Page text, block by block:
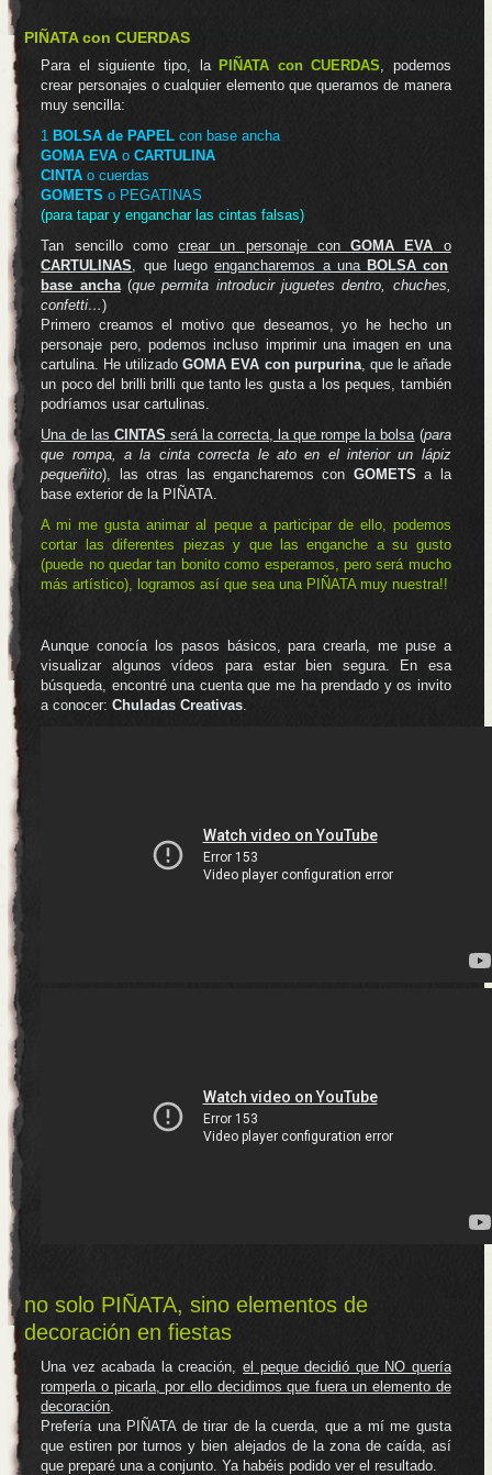
PIÑATA con CUERDAS
Para el siguiente tipo, la PIÑATA con CUERDAS , podemos
crear personajes o cualquier elemento que queramos de manera
muy sencilla:
1 BOLSA de PAPEL con base ancha
GOMA EVA oCARTULINA
CINTA o cuerdas
GOMETS o PEGATINAS
(para tapar y enganchar las cintas falsas)
Tan sencillo comocrear un personaje conGOMA EVA o
CARTULINAS , que luegoengancharemos a una BOLSA con
base ancha(que permita introducir juguetes dentro, chuches,
confetti…)
Primero creamos el motivo que deseamos, yo he hecho un
personaje pero, podemos incluso imprimir una imagen en una
cartulina. He utilizadoGOMA EVA con purpurina, que le añade
un poco del brilli brilli que tanto les gusta a los peques, también
podríamos usar cartulinas.
Una de las CINTAS será la correcta, la que rompe la bolsa (para
que rompa, a la cinta correcta le ato en el interior un lápiz
pequeñito), las otras las engancharemos con GOMETS a la
base exterior de la PIÑATA.
A mi me gusta animar al peque a participar de ello, podemos
cortar las diferentes piezas y que las enganche a su gusto
(puede no quedar tan bonito como esperamos, pero será mucho
más artístico), logramos así que sea una PIÑATA muy nuestra!!
Aunque conocía los pasos básicos, para crearla, me puse a
visualizar algunos vídeos para estar bien segura. En esa
búsqueda, encontré una cuenta que me ha prendado y os invito
a conocer:Chuladas Creativas
no solo PIÑATA, sino elementos de
decoración en fiestas
Una vez acabada la creación, el peque decidió que NO quería
romperla o picarla, por ello decidimos que fuera un elemento de
decoración
Prefería una PIÑATA de tirar de la cuerda, que a mí me gusta
que estiren por turnos y bien alejados de la zona de caída, así
que preparé una a conjunto. Ya habéis podido ver el resultado.